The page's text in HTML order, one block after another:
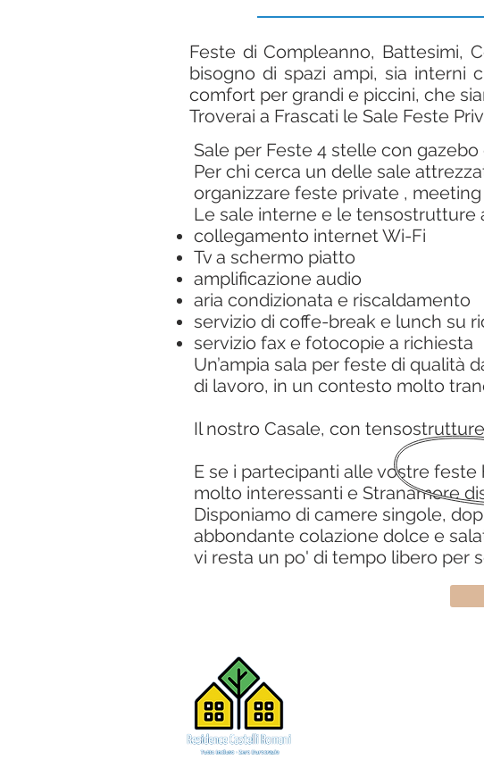
Feste di Compleanno, Battesimi,
bisogno di spazi ampi, sia interni
comfort per grandi e piccini, che
Troverai a Frascati le Sale Feste
Sale per Feste 4 stelle con
Per chi cerca un delle sale
organizzare feste private ,
Le sale interne e le tensostrutture
collegamento internet Wi-Fi
Tv a schermo piatto
amplificazione audio
aria condizionata e riscaldamento
servizio di coffe-break e lunch su
servizio fax e fotocopie a richiesta
Un’ampia sala per feste di qualità
di lavoro, in un contesto molto
Il nostro Casale, con
E se i partecipanti alle vostre
molto interessanti e Stranamore
Disponiamo di camere singole,
abbondante colazione dolce e
vi resta un po' di tempo libero per